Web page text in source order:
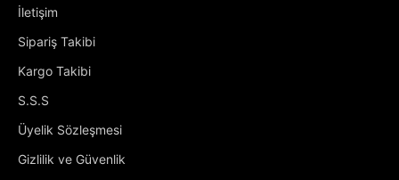
İletişim
Sipariş Takibi
Kargo Takibi
S.S.S
Üyelik Sözleşmesi
Gizlilik ve Güvenlik